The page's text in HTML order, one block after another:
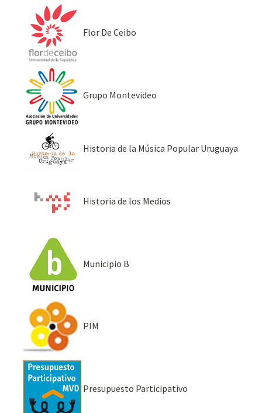
Flor De Ceibo
Grupo Montevideo
Historia de la Música Popular Uruguaya
Historia de los Medios
Municipio B
PIM
Presupuesto Participativo